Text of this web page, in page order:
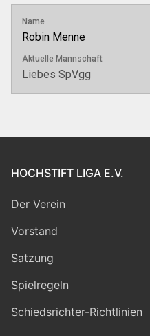
Name
Robin Menne
Aktuelle Mannschaft
Liebes SpVgg
HOCHSTIFT LIGA E.V.
Der Verein
Vorstand
Satzung
Spielregeln
Schiedsrichter-Richtlinien